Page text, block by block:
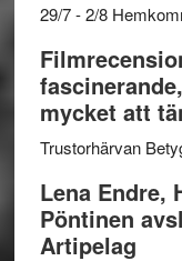
29/7 - 2/8
mycket att
Trustorhärvan
Lena Endre,
Pöntinen
Artipelag